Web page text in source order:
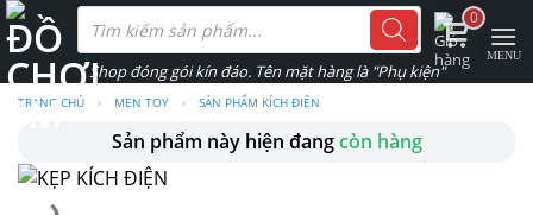
Skip
to
content
Tìm
kiếm
phẩm
TRANG CHỦ › MEN TOY › SẢN PHẨM KÍCH ĐIỆN
Sản phẩm này hiện đangcòn hàng
0